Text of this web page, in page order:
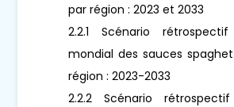
par région : 2023 et 2033
2.2.1 Scénario
mondial des sauces
région : 2023-2033
2.2.2 Scénario